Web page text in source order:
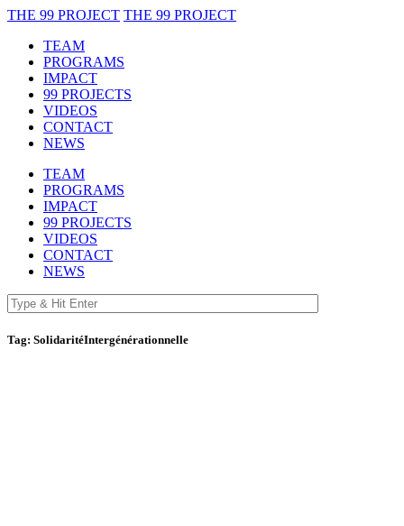
THE 99 PROJECT THE 99 PROJECT
TEAM
PROGRAMS
IMPACT
99 PROJECTS
VIDEOS
CONTACT
NEWS
TEAM
PROGRAMS
IMPACT
99 PROJECTS
VIDEOS
CONTACT
NEWS
Tag: SolidaritéIntergénérationnelle